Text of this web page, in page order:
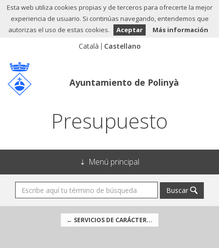
Esta web utiliza cookies propias y de terceros para ofrecerte la mejor
experiencia de usuario. Si continúas navegando, entendemos que
autorizas el uso de estas cookies.
Aceptar Más información
Ayuntamiento de Polinyà
Presupuesto
Menú principal
Buscar
← SERVICIOS DE CARÁCTER GENERAL